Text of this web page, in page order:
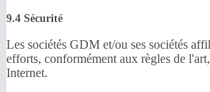
9.4 Sécurité
Les sociétés GDM et/ou ses sociétés
efforts, conformément aux règles de
Internet.